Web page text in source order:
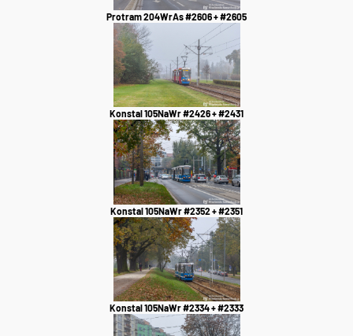
Protram 204WrAs #2606 + #2605
Konstal 105NaWr #2426 + #2431
Konstal 105NaWr #2352 + #2351
Konstal 105NaWr #2334 + #2333